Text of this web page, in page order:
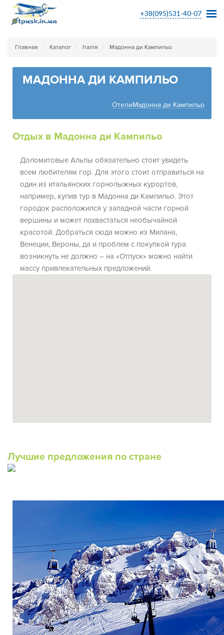
+38(095)531-40-07
Главная Каталог Італія Мадонна ди Кампильо
МАДОННА ДИ КАМПИЛЬО
ОтелиМадонна ди Кампильо
Отдых в Мадонна ди Кампильо
Доломитовые Альпы обязательно стоит увидеть
всем любителям гор. Для этого стоит отправиться на
один из итальянских горнолыжных курортов,
например, купив тур в Мадонна ди Кампильо. Этот
городок расположился у западной части горной
вершины и может похвастаться необычайной
красотой. Добраться сюда можно из Милана,
Венеции, Вероны, да и проблем с покупкой тура
возникнуть не должно – на «Отпуск» можно найти
массу привлекательных предложений.
Лучшие предложения по стране